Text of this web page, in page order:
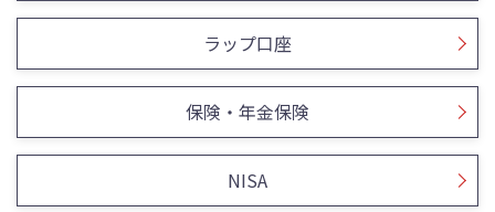
ラップ口座
保険・年金保険
NISA